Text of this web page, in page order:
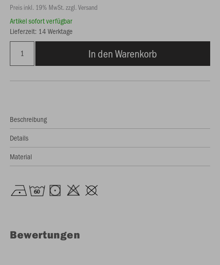
Preis inkl. 19% MwSt. zzgl. Versand
Artikel sofort verfügbar
Lieferzeit: 14 Werktage
In den Warenkorb
Beschreibung
Details
Material
Bewertungen